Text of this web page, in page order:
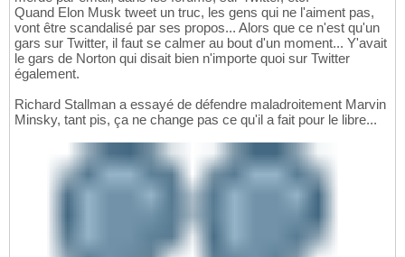
Quand Elon Musk tweet un truc, les gens qui ne l'aiment pas,
vont être scandalisé par ses propos... Alors que ce n'est qu'un
gars sur Twitter, il faut se calmer au bout d'un moment... Y'avait
le gars de Norton qui disait bien n'importe quoi sur Twitter
également.
Richard Stallman a essayé de défendre maladroitement Marvin
Minsky, tant pis, ça ne change pas ce qu'il a fait pour le libre...